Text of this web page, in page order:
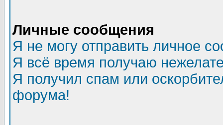
Личные сообщения
Я не могу отправить личное
Я всё время получаю
Я получил спам или
форума!